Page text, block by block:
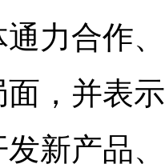
力合作
面，并表
发新产品